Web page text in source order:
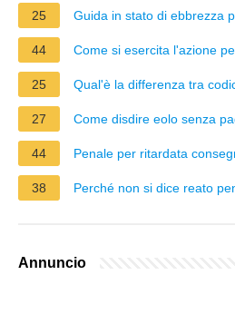
25 Guida in stato di ebbrezza
44 Come si esercita l'azione
25 Qual'è la differenza tra
27 Come disdire eolo senza
44 Penale per ritardata
38 Perché non si dice reato
Annuncio